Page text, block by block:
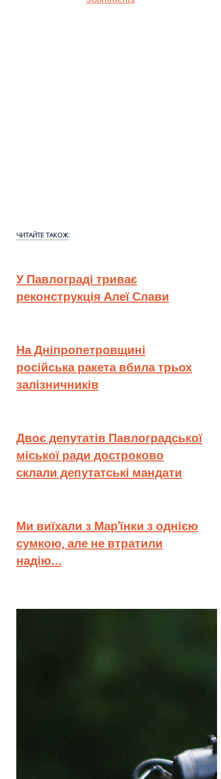
ЧИТАЙТЕ ТАКОЖ:
У Павлограді триває
реконструкція Алеї Слави
На Дніпропетровщині
російська ракета вбила трьох
залізничників
Двоє депутатів Павлоградської
міської ради достроково
склали депутатські мандати
Ми виїхали з Мар'їнки з однією
сумкою, але не втратили
надію...